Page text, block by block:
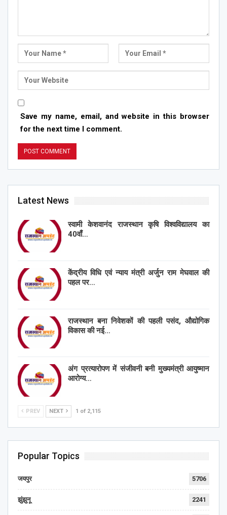
Save my name, email, and website in this browser
for the next time I comment.
Latest News
स्वामी केशवानंद राजस्थान कृषि विश्वविद्यालय का
40वाँ…
केंद्रीय विधि एवं न्याय मंत्री अर्जुन राम मेघवाल की
पहल पर…
राजस्थान बना निवेशकों की पहली पसंद, औद्योगिक
विकास की नई…
अंग प्रत्यारोपण में संजीवनी बनी मुख्यमंत्री आयुष्मान
आरोग्य…
PREV NEXT 1 of 2,115
Popular Topics
जयपुर 5706
झुंझुनू 2241